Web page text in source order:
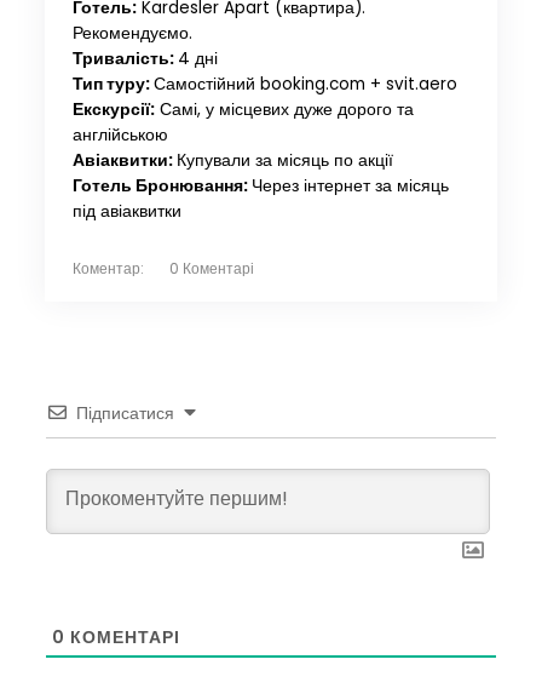
Готель:Kardesler Apart (квартира).
Рекомендуємо.
Тривалість: 4 дні
Тип туру:Самостійний booking.com + svit.aero
Екскурсії:Самі, у місцевих дуже дорого та
англійською
Авіаквитки: Купували за місяць по акції
Готель Бронювання: Через інтернет за місяць
під авіаквитки
Коментар: 0 Коментарі
Підписатися
0 КОМЕНТАРІ